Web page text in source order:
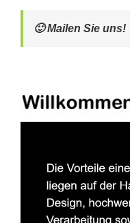
🙂 Mailen Sie uns!